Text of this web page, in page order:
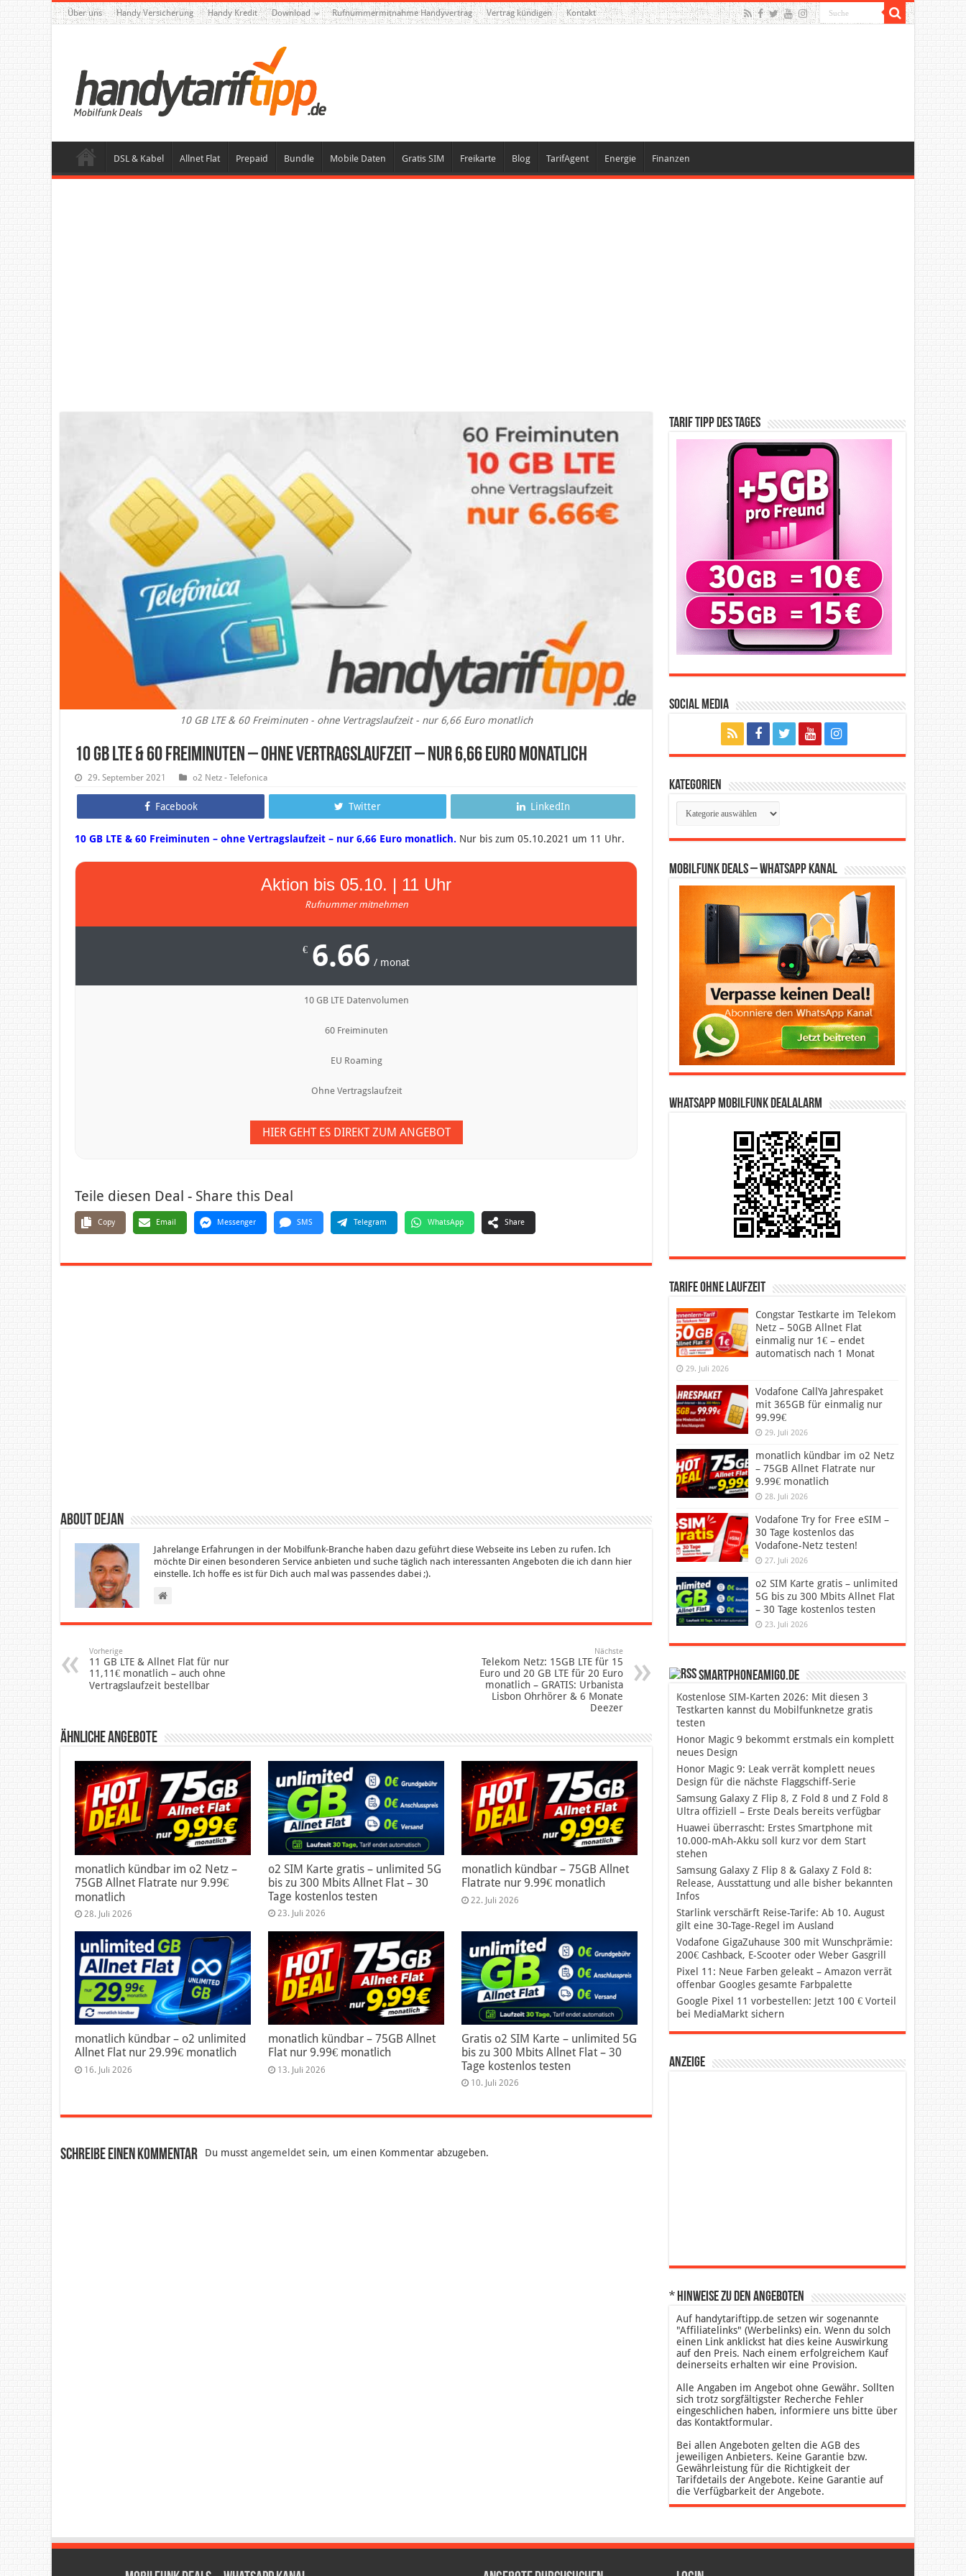
Über uns Handy Versicherung Handy Kredit Download Rufnummermitnahme Handyvertrag Vertrag kündigen Kontakt
DSL & Kabel Allnet Flat Prepaid Bundle Mobile Daten Gratis SIM Freikarte Blog TarifAgent Energie Finanzen
10 GB LTE & 60 Freiminuten - ohne Vertragslaufzeit - nur 6,66 Euro monatlich
10 GB LTE & 60 Freiminuten – ohne Vertragslaufzeit – nur 6,66 Euro monatlich
29. September 2021 o2 Netz - Telefonica
Facebook Twitter LinkedIn
10 GB LTE & 60 Freiminuten – ohne Vertragslaufzeit – nur 6,66 Euro monatlich. Nur bis zum 05.10.2021 um 11 Uhr.
Aktion bis 05.10. | 11 Uhr
Rufnummer mitnehmen
€ 6.66 / monat
10 GB LTE Datenvolumen
60 Freiminuten
EU Roaming
Ohne Vertragslaufzeit
HIER GEHT ES DIREKT ZUM ANGEBOT
Teile diesen Deal - Share this Deal
Copy Email Messenger SMS Telegram WhatsApp Share
About Dejan
Jahrelange Erfahrungen in der Mobilfunk-Branche haben dazu geführt diese Webseite ins Leben zu rufen. Ich
möchte Dir einen besonderen Service anbieten und suche täglich nach interessanten Angeboten die ich dann hier
einstelle. Ich hoffe es ist für Dich auch mal was passendes dabei ;).
Vorherige
11 GB LTE & Allnet Flat für nur
11,11€ monatlich – auch ohne
Vertragslaufzeit bestellbar
Nächste
Telekom Netz: 15GB LTE für 15
Euro und 20 GB LTE für 20 Euro
monatlich – GRATIS: Urbanista
Lisbon Ohrhörer & 6 Monate
Deezer
Ähnliche Angebote
monatlich kündbar im o2 Netz –
75GB Allnet Flatrate nur 9.99€
monatlich
28. Juli 2026
o2 SIM Karte gratis – unlimited 5G
bis zu 300 Mbits Allnet Flat – 30
Tage kostenlos testen
23. Juli 2026
monatlich kündbar – 75GB Allnet
Flatrate nur 9.99€ monatlich
22. Juli 2026
monatlich kündbar – o2 unlimited
Allnet Flat nur 29.99€ monatlich
16. Juli 2026
monatlich kündbar – 75GB Allnet
Flat nur 9.99€ monatlich
13. Juli 2026
Gratis o2 SIM Karte – unlimited 5G
bis zu 300 Mbits Allnet Flat – 30
Tage kostenlos testen
10. Juli 2026
Schreibe einen Kommentar Du musst angemeldet sein, um einen Kommentar abzugeben.
Tarif Tipp des Tages
Social Media
Kategorien
Kategorien
Mobilfunk Deals – WhatsApp Kanal
WhatsApp Mobilfunk DealAlarm
Tarife ohne Laufzeit
Congstar Testkarte im Telekom
Netz – 50GB Allnet Flat
einmalig nur 1€ – endet
automatisch nach 1 Monat
29. Juli 2026
Vodafone CallYa Jahrespaket
mit 365GB für einmalig nur
99.99€
29. Juli 2026
monatlich kündbar im o2 Netz
– 75GB Allnet Flatrate nur
9.99€ monatlich
28. Juli 2026
Vodafone Try for Free eSIM –
30 Tage kostenlos das
Vodafone-Netz testen!
27. Juli 2026
o2 SIM Karte gratis – unlimited
5G bis zu 300 Mbits Allnet Flat
– 30 Tage kostenlos testen
23. Juli 2026
SmartphoneAmigo.de
Kostenlose SIM-Karten 2026: Mit diesen 3
Testkarten kannst du Mobilfunknetze gratis
testen
Honor Magic 9 bekommt erstmals ein komplett
neues Design
Honor Magic 9: Leak verrät komplett neues
Design für die nächste Flaggschiff-Serie
Samsung Galaxy Z Flip 8, Z Fold 8 und Z Fold 8
Ultra offiziell – Erste Deals bereits verfügbar
Huawei überrascht: Erstes Smartphone mit
10.000-mAh-Akku soll kurz vor dem Start
stehen
Samsung Galaxy Z Flip 8 & Galaxy Z Fold 8:
Release, Ausstattung und alle bisher bekannten
Infos
Starlink verschärft Reise-Tarife: Ab 10. August
gilt eine 30-Tage-Regel im Ausland
Vodafone GigaZuhause 300 mit Wunschprämie:
200€ Cashback, E-Scooter oder Weber Gasgrill
Pixel 11: Neue Farben geleakt – Amazon verrät
offenbar Googles gesamte Farbpalette
Google Pixel 11 vorbestellen: Jetzt 100 € Vorteil
bei MediaMarkt sichern
Anzeige
* Hinweise zu den Angeboten
Auf handytariftipp.de setzen wir sogenannte
"Affiliatelinks" (Werbelinks) ein. Wenn du solch
einen Link anklickst hat dies keine Auswirkung
auf den Preis. Nach einem erfolgreichem Kauf
deinerseits erhalten wir eine Provision.
Alle Angaben im Angebot ohne Gewähr. Sollten
sich trotz sorgfältigster Recherche Fehler
eingeschlichen haben, informiere uns bitte über
das Kontaktformular.
Bei allen Angeboten gelten die AGB des
jeweiligen Anbieters. Keine Garantie bzw.
Gewährleistung für die Richtigkeit der
Tarifdetails der Angebote. Keine Garantie auf
die Verfügbarkeit der Angebote.